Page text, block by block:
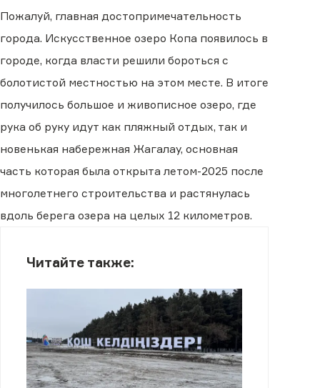
Пожалуй, главная достопримечательность
города. Искусственное озеро Копа появилось в
городе, когда власти решили бороться с
болотистой местностью на этом месте. В итоге
получилось большое и живописное озеро, где
рука об руку идут как пляжный отдых, так и
новенькая набережная Жагалау, основная
часть которая была открыта летом-2025 после
многолетнего строительства и растянулась
вдоль берега озера на целых 12 километров.
Читайте также: